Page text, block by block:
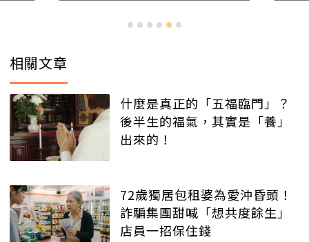
相關文章
什麼是真正的「五福臨門」？
後半生的福氣，其實是「養」
出來的！
72歲獨居包租婆為愛沖昏頭！
詐騙集團甜喊「想共度餘生」
店員一招保住錢